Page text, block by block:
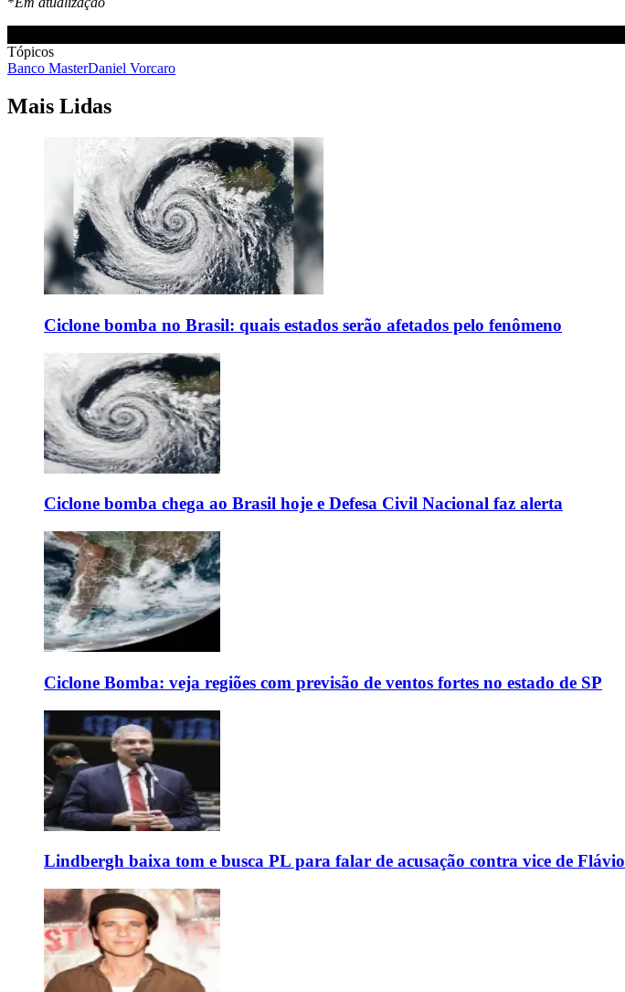
Tópicos
Banco MasterDaniel Vorcaro
Mais Lidas
Ciclone bomba no Brasil: quais estados serão afetados pelo fenômeno
Ciclone bomba chega ao Brasil hoje e Defesa Civil Nacional faz alerta
Ciclone Bomba: veja regiões com previsão de ventos fortes no estado de SP
Lindbergh baixa tom e busca PL para falar de acusação contra vice de Flávio